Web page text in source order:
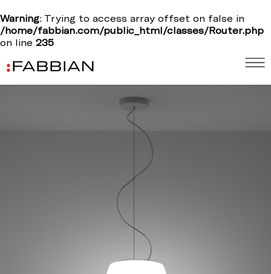
Warning: Trying to access array offset on false in
/home/fabbian.com/public_html/classes/Router.php
on line 235